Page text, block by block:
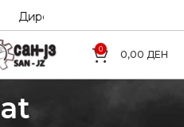
Директни увозници на
0 0,00 ДЕН